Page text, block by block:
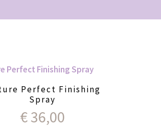
Perfect Finishing
Spray
€36,00